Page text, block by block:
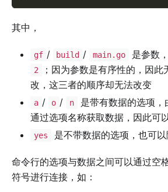
其中，
gf / build / main.go 是参数
2
；因为参数是有序性的，因
改，这三者的顺序却无法改变
a / o / n
是带有数据的选项，
通过选项名称获取数据，因此可
yes 是不带数据的选项，也可
命令行的选项与数据之间可以通过空
符号进行连接，如：